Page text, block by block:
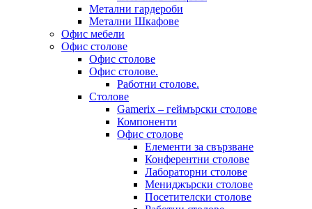
Метални гардероби
Метални Шкафове
Офис мебели
Офис столове
Офис столове
Офис столове.
Работни столове.
Столове
Gamerix – геймърски столове
Компоненти
Офис столове
Елементи за свързване
Конферентни столове
Лабораторни столове
Мениджърски столове
Посетителски столове